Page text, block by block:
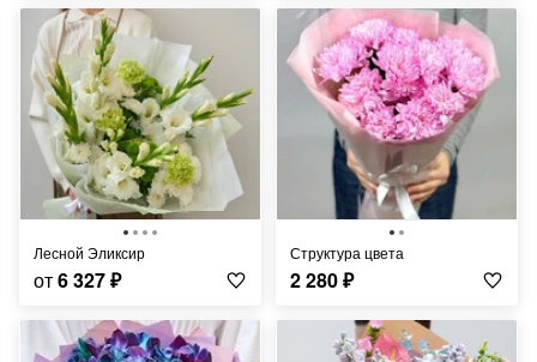
Лесной Эликсир
от6 327₽
Структура цвета
2 280₽